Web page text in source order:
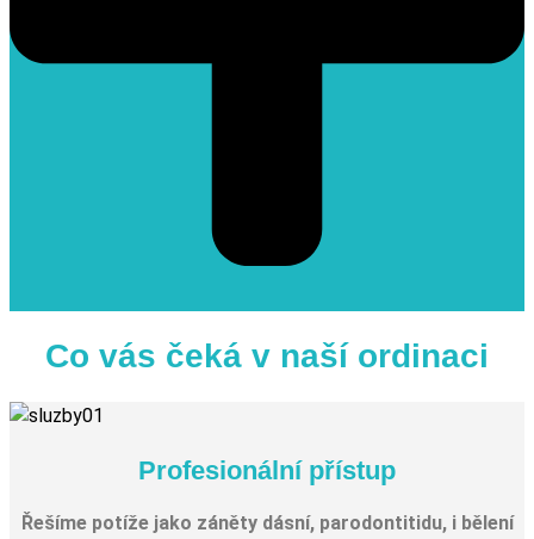
Co vás čeká v naší ordinaci
Profesionální přístup
Řešíme potíže jako záněty dásní, parodontitidu, i bělení